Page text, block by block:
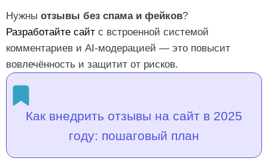
Нужны отзывы без спама и фейков?
Разработайте сайт с встроенной системой
комментариев и AI-модерацией — это повысит
вовлечённость и защитит от рисков.
Как внедрить отзывы на сайт в 2025
году: пошаговый план